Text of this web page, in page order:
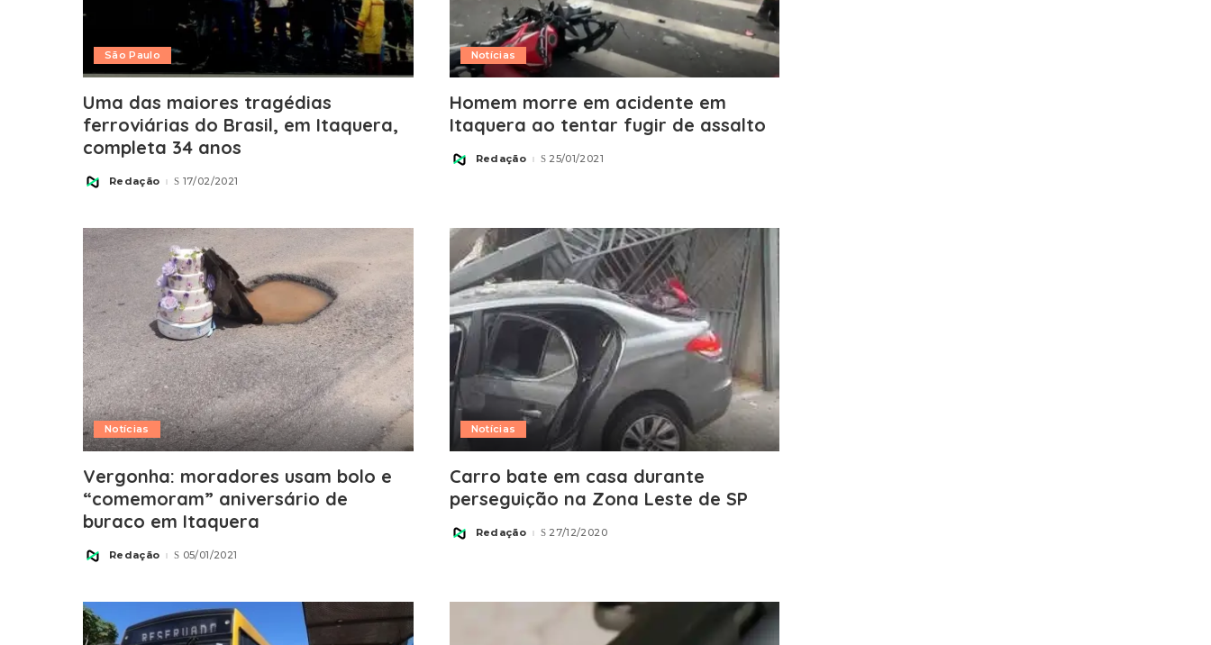
São Paulo
Uma das maiores tragédias
ferroviárias do Brasil, em Itaquera,
completa 34 anos
PostedRedação 17/02/2021
Notícias
Homem morre em acidente em
Itaquera ao tentar fugir de assalto
PostedRedação 25/01/2021
Notícias
Vergonha: moradores usam bolo e
“comemoram” aniversário de
buraco em Itaquera
PostedRedação 05/01/2021
Notícias
Carro bate em casa durante
perseguição na Zona Leste de SP
PostedRedação 27/12/2020